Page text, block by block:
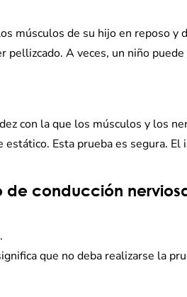
músculos de su hijo en reposo y
A veces, un niño
con la que los músculos y los
Esta prueba es segura.
de conducción
que no deba realizarse la